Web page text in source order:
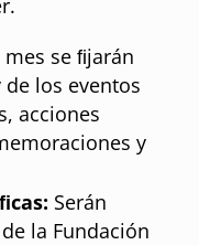
mes se ﬁjarán
los eventos
acciones
y
Serán
la Fundación